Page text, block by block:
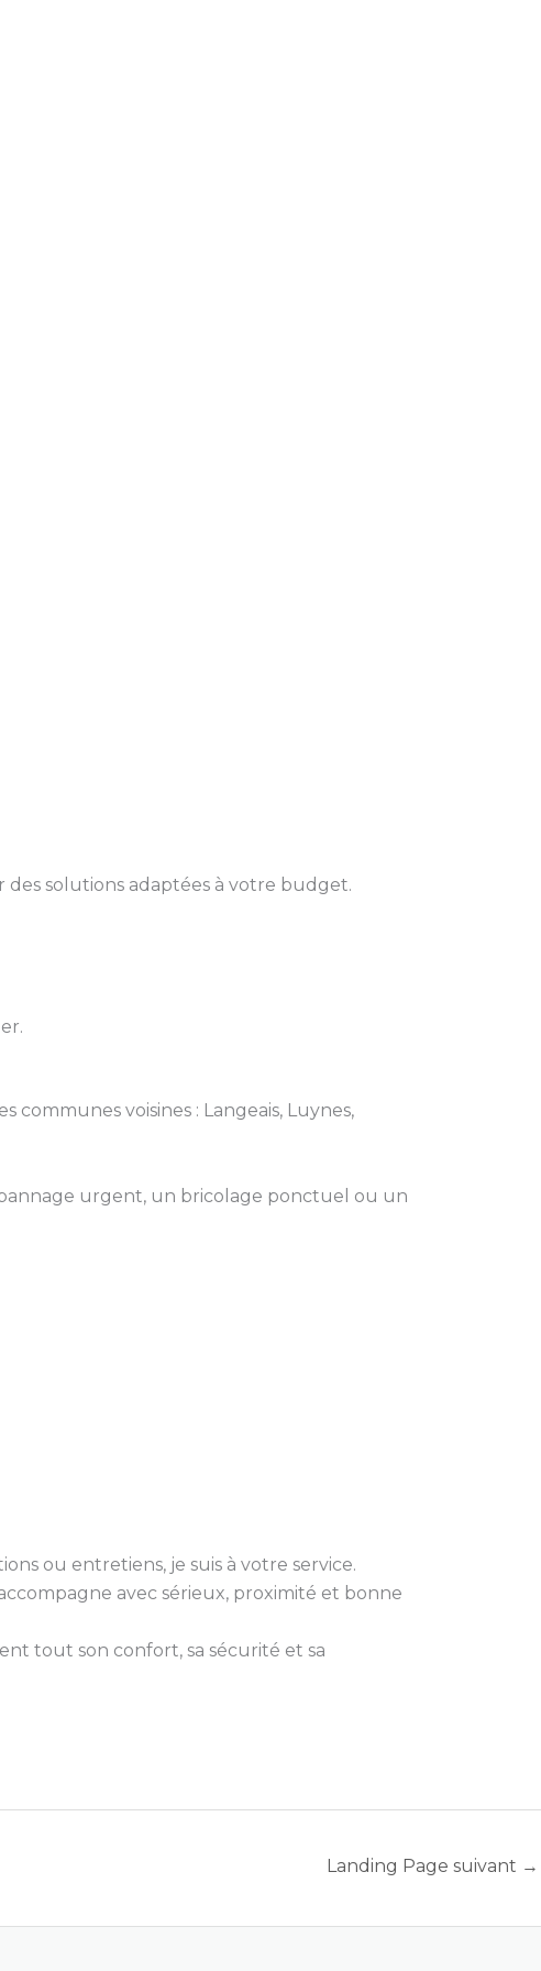
solutions adaptées à votre budget.
communes voisines : Langeais, Luynes,
urgent, un bricolage ponctuel ou un
ou entretiens, je suis à votre service.
avec sérieux, proximité et bonne
tout son confort, sa sécurité et sa
Landing Page suivant →